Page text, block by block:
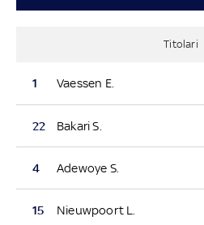
Titolari
1 Vaessen E.
22 Bakari S.
4 Adewoye S.
15 Nieuwpoort L.